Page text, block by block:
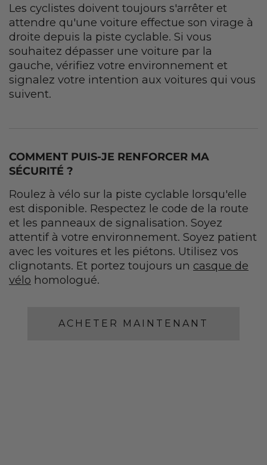
Les cyclistes doivent toujours s'arrêter et
attendre qu'une voiture effectue son virage à
droite depuis la piste cyclable. Si vous
souhaitez dépasser une voiture par la
gauche, vérifiez votre environnement et
signalez votre intention aux voitures qui vous
suivent.
COMMENT PUIS-JE RENFORCER MA
SÉCURITÉ ?
Roulez à vélo sur la piste cyclable lorsqu'elle
est disponible. Respectez le code de la route
et les panneaux de signalisation. Soyez
attentif à votre environnement. Soyez patient
avec les voitures et les piétons. Utilisez vos
clignotants. Et portez toujours un casque de
vélo homologué.
ACHETER MAINTENANT